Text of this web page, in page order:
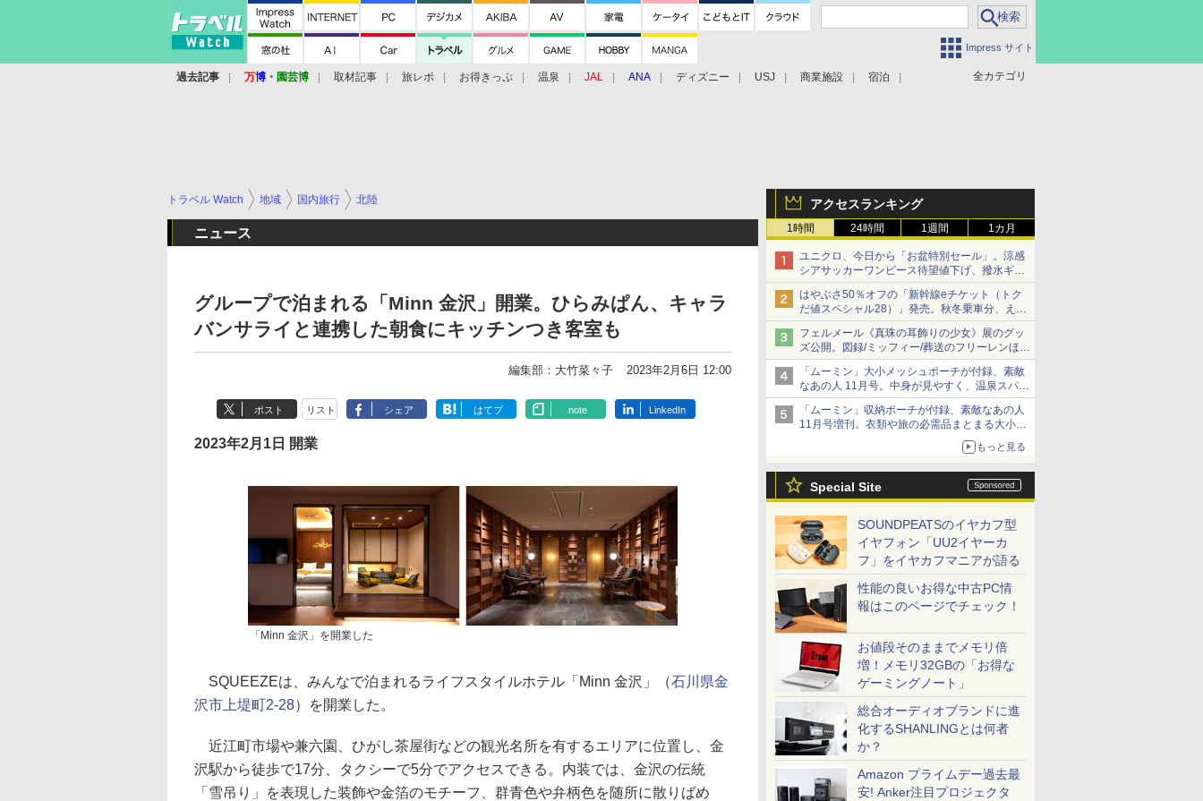
Impress サイト
全カテゴリ
過去記事 万博 ・ 園芸博 取材記事 旅レポ お得きっぷ 温泉 JAL ANA ディズニー USJ 商業施設 宿泊
アクセスランキング
1時間 24時間 1週間 1カ月
ユニクロ、今日から「お盆特別セール」。涼感
シアサッカーワンピース待望値下げ、撥水ギア
ショーツは1990円に
はやぶさ50％オフの「新幹線eチケット（トク
だ値スペシャル28）」発売。秋冬乗車分、えき
ねっと限定
フェルメール《真珠の耳飾りの少女》展のグッ
ズ公開。図録/ミッフィー/葬送のフリーレンほ
か、注目ブランドコラボが実現
「ムーミン」大小メッシュポーチが付録、素敵
なあの人 11月号。中身が見やすく、温泉スパに
も使える
「ムーミン」収納ポーチが付録、素敵なあの人
11月号増刊。衣類や旅の必需品まとまる大小2
もっと見る
Special Site
SOUNDPEATSのイヤカフ型
イヤフォン「UU2イヤーカ
フ」をイヤカフマニアが語る
性能の良いお得な中古PC情
報はこのページでチェック！
お値段そのままでメモリ倍
増！メモリ32GBの「お得な
ゲーミングノート」
総合オーディオブランドに進
化するSHANLINGとは何者
か？
Amazon プライムデー過去最
安! Anker注目プロジェクタ
トラベル Watch 地域 国内旅行 北陸
ニュース
グループで泊まれる「Minn 金沢」開業。ひらみぱん、キャラ
バンサライと連携した朝食にキッチンつき客室も
編集部：大竹菜々子 2023年2月6日 12:00
ポスト リスト シェア はてブ note LinkedIn
2023年2月1日 開業
「Minn 金沢」を開業した
SQUEEZEは、みんなで泊まれるライフスタイルホテル「Minn 金沢」（石川県金
沢市上堤町2-28）を開業した。
近江町市場や兼六園、ひがし茶屋街などの観光名所を有するエリアに位置し、金
沢駅から徒歩で17分、タクシーで5分でアクセスできる。内装では、金沢の伝統
「雪吊り」を表現した装飾や金箔のモチーフ、群青色や弁柄色を随所に散りばめ